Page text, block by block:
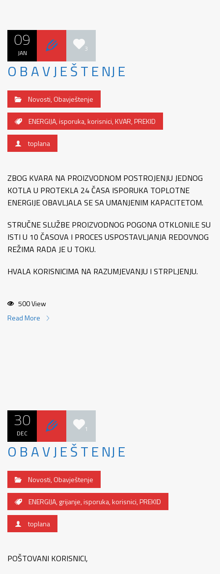
09
JAN 3
O B A V J E Š T E NJ E
Novosti,Obavještenje
ENERGIJA,isporuka,korisnici,KVAR,PREKID
toplana
ZBOG KVARA NA PROIZVODNOM POSTROJENJU JEDNOG
KOTLA U PROTEKLA 24 ČASA ISPORUKA TOPLOTNE
ENERGIJE OBAVLJALA SE SA UMANJENIM KAPACITETOM.
STRUČNE SLUŽBE PROIZVODNOG POGONA OTKLONILE SU
ISTI U 10 ČASOVA I PROCES USPOSTAVLJANJA REDOVNOG
REŽIMA RADA JE U TOKU.
HVALA KORISNICIMA NA RAZUMJEVANJU I STRPLJENJU.
500 View
Read More
30
DEC 1
O B A V J E Š T E NJ E
Novosti,Obavještenje
ENERGIJA,grijanje,isporuka,korisnici,PREKID
toplana
POŠTOVANI KORISNICI,